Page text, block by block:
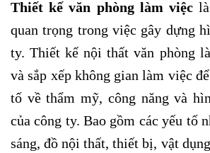
Thiết kế văn phòng làm việc
quan trọng trong việc gây dựng
ty. Thiết kế nội thất văn phòng
và sắp xếp không gian làm việc
tố về thẩm mỹ, công năng và
của công ty. Bao gồm các yếu tố
sáng, đồ nội thất, thiết bị, vật